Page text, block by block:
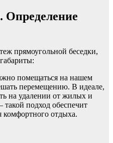
Определение
прямоугольной беседки,
помещаться на нашем
перемещению. В идеале,
на удалении от жилых и
такой подход обеспечит
комфортного отдыха.